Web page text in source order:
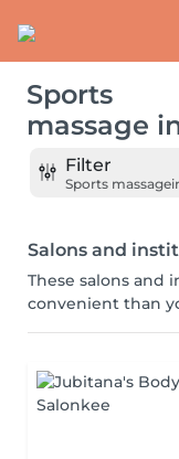
Sports
massage
Filter
Sports massage
Salons and
These salons and
convenient than